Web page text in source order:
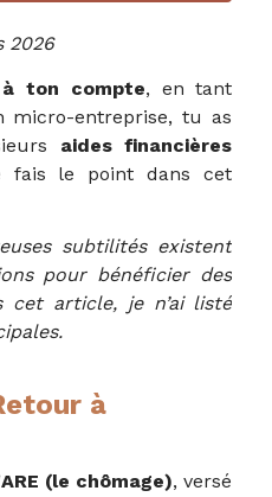
2026
ton compte, en tant
micro-entreprise, tu as
aides financières
fais le point dans cet
subtilités existent
pour bénéficier des
cet article, je n’ai listé
à
ARE (le chômage), versé